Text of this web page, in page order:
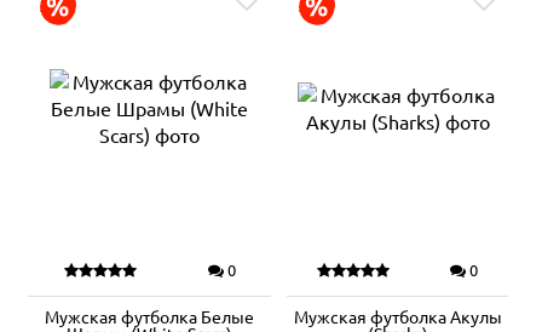
0
Мужская футболка Белые
0
Мужская футболка Акулы